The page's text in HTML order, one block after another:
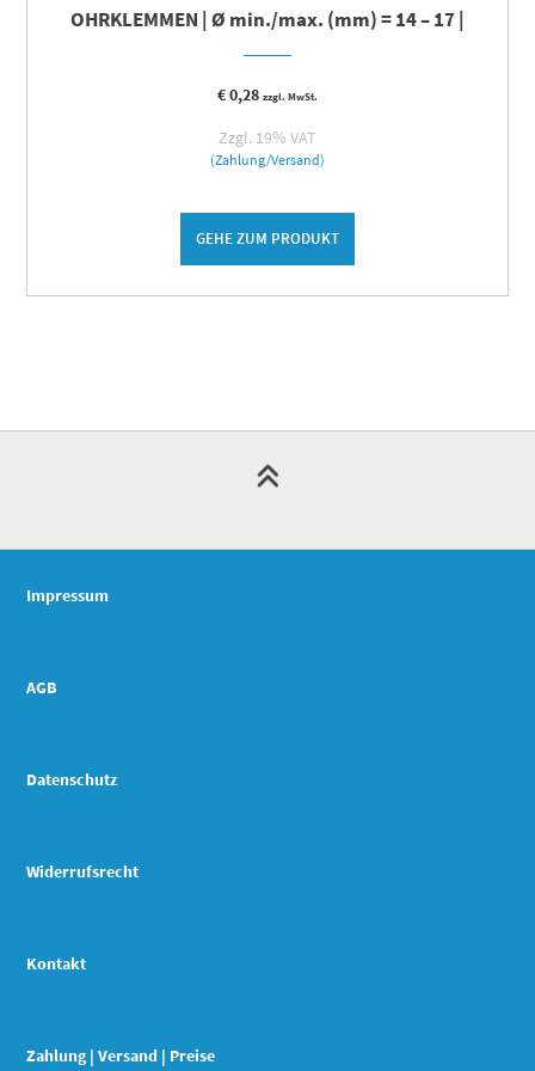
OHRKLEMMEN | Ø min./max. (mm) = 14 – 17 |
€0,28 zzgl. MwSt.
Zzgl. 19% VAT
(Zahlung/Versand)
GEHE ZUM PRODUKT
Impressum
AGB
Datenschutz
Widerrufsrecht
Kontakt
Zahlung | Versand | Preise